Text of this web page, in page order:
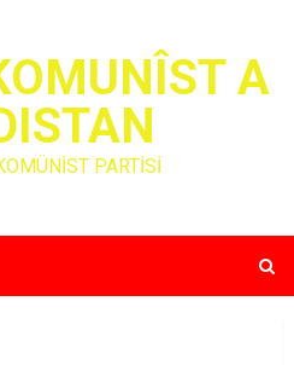
A
PARTİSİ